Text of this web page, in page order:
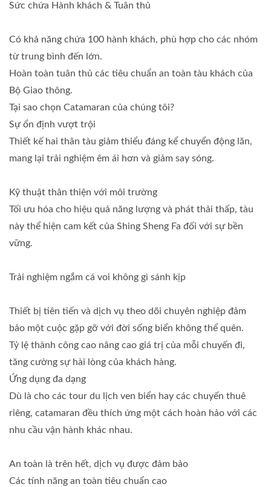
Sức chứa Hành khách & Tuân thủ
Có khả năng chứa 100 hành khách, phù hợp cho các nhóm
từ trung bình đến lớn.
Hoàn toàn tuân thủ các tiêu chuẩn an toàn tàu khách của
Bộ Giao thông.
Tại sao chọn Catamaran của chúng tôi?
Sự ổn định vượt trội
Thiết kế hai thân tàu giảm thiểu đáng kể chuyển động lăn,
mang lại trải nghiệm êm ái hơn và giảm say sóng.
Kỹ thuật thân thiện với môi trường
Tối ưu hóa cho hiệu quả năng lượng và phát thải thấp, tàu
này thể hiện cam kết của Shing Sheng Fa đối với sự bền
vững.
Trải nghiệm ngắm cá voi không gì sánh kịp
Thiết bị tiên tiến và dịch vụ theo dõi chuyên nghiệp đảm
bảo một cuộc gặp gỡ với đời sống biển không thể quên.
Tỷ lệ thành công cao nâng cao giá trị của mỗi chuyến đi,
tăng cường sự hài lòng của khách hàng.
Ứng dụng đa dạng
Dù là cho các tour du lịch ven biển hay các chuyến thuê
riêng, catamaran đều thích ứng một cách hoàn hảo với các
nhu cầu vận hành khác nhau.
An toàn là trên hết, dịch vụ được đảm bảo
Các tính năng an toàn tiêu chuẩn cao